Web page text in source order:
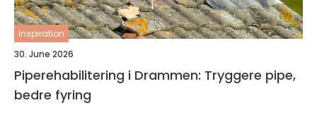
inspiration
30. June 2026
Piperehabilitering i Drammen: Tryggere pipe,
bedre fyring